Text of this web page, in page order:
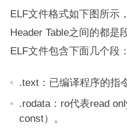
ELF文件格式如下图所示
Header Table之间的都是
ELF文件包含下面几个段：
.text：已编译程序的指
.rodata：ro代表read
const）。